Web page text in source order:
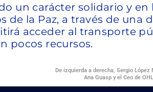
un carácter solidario y en
de la Paz, a través de una
acceder al transporte
pocos recursos.
De izquierda a derecha, Sergio
Ana Guasp y el Ceo de